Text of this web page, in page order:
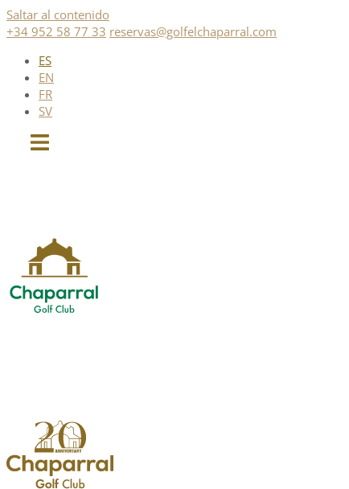
Saltar al contenido
+34 952 58 77 33 reservas@golfelchaparral.com
ES
EN
FR
SV